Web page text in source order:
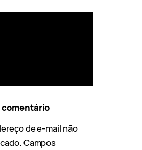
comentário
de e-mail não
Campos